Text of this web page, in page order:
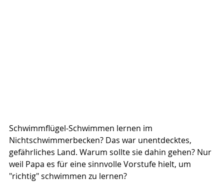
Schwimmflügel-Schwimmen lernen im
Nichtschwimmerbecken? Das war unentdecktes,
gefährliches Land. Warum sollte sie dahin gehen? Nur
weil Papa es für eine sinnvolle Vorstufe hielt, um
"richtig" schwimmen zu lernen?